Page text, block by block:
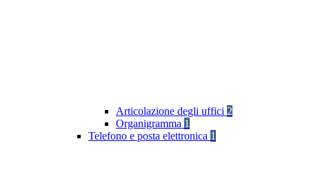
Articolazione degli uffici 2
Organigramma 1
Telefono e posta elettronica 1